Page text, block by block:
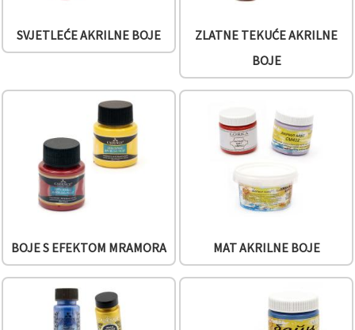
SVJETLEĆE AKRILNE BOJE
ZLATNE TEKUĆE AKRILNE
BOJE
BOJE S EFEKTOM MRAMORA MAT AKRILNE BOJE